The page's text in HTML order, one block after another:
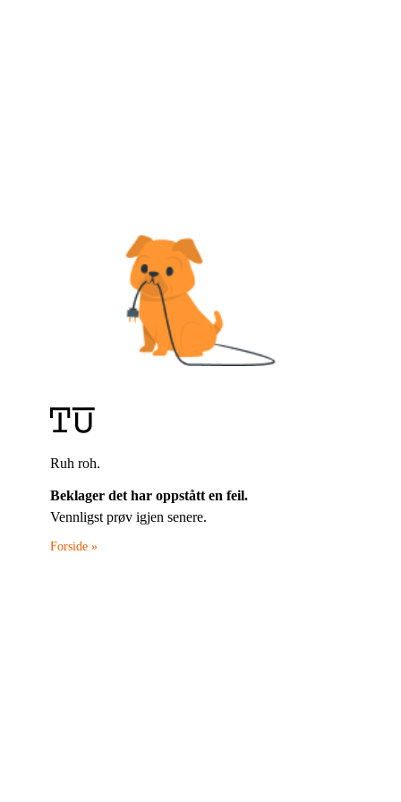
Ruh roh.
Beklager det har oppstått en feil.
Vennligst prøv igjen senere.
Forside »